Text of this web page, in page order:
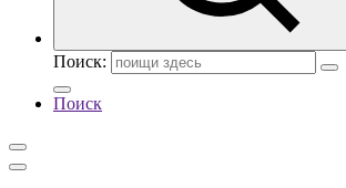
Поиск:
Поиск